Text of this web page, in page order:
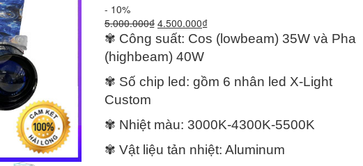
- 10%
5.000.000₫ Giá
gốc
5.000.000₫.
4.500.000₫Giá
hiện
4.500.000₫.
✾ Công suất: Cos (lowbeam) 35W và Pha
(highbeam) 40W
✾ Số chip led: gồm 6 nhân led X-Light
Custom
✾ Nhiệt màu: 3000K-4300K-5500K
✾ Vật liệu tản nhiệt: Aluminum